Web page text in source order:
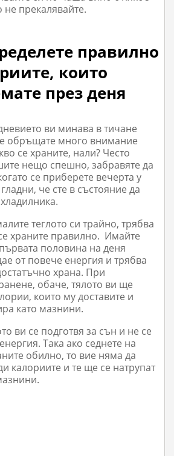
не прекалявайте.
правилно
които
през деня
ви минава в тичане
обръщате много внимание
се храните, нали? Често
нещо спешно, забравяте да
се приберете вечерта у
че сте в състояние да
теглото си трайно, трябва
храните правилно. Имайте
половина на деня
от повече енергия и трябва
храна. При
обаче, тялото ви ще
които му доставите и
като мазнини.
ви се подготвя за сън и не се
Така ако седнете на
обилно, то вие няма да
калориите и те ще се натрупат